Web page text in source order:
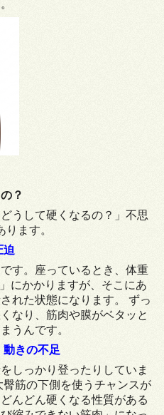
？
うして硬くなるの？」不思
ます。
す。座っているとき、体重
」にかかりますが、そこにあ
れた状態になります。 ずっ
なり、筋肉や膜がベタッと
うんです。
きの不足
しっかり登ったりしていま
筋の下側を使うチャンスが
んどん硬くなる性質がある